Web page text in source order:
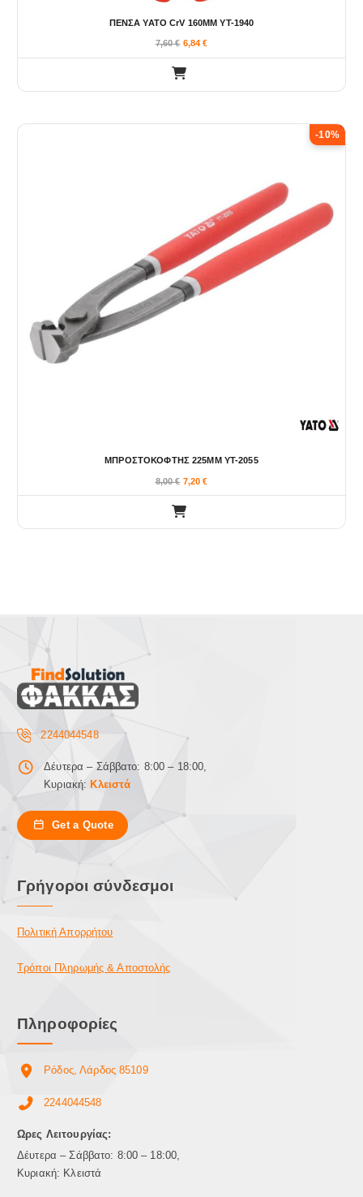
ΠΕΝΣΑ YATO CrV 160MM YT-1940
7,60€ 6,84€
-10%
ΜΠΡΟΣΤΟΚΟΦΤΗΣ 225MM YT-2055
8,00€ 7,20€
2244044548
Δέυτερα – Σάββατο: 8:00 – 18:00,
Κυριακή: Κλειστά
Get a Quote
Γρήγοροι σύνδεσμοι
Πολιτική Απορρήτου
Τρόποι Πληρωμής & Αποστολής
Πληροφορίες
Ρόδος, Λάρδος 85109
2244044548
Ωρες Λειτουργίας:
Δέυτερα – Σάββατο: 8:00 – 18:00,
Κυριακή: Κλειστά